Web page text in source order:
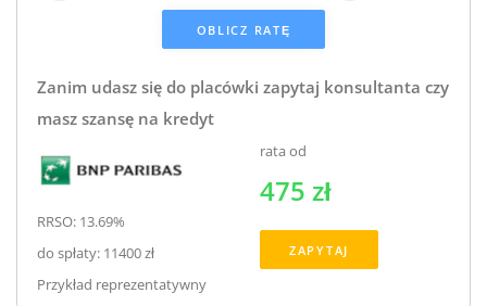
Zanim udasz się do placówki zapytaj konsultanta czy
masz szansę na kredyt
RRSO: 13.69%
do spłaty: 11400 zł
Przykład reprezentatywny
rata od
475 zł
ZAPYTAJ